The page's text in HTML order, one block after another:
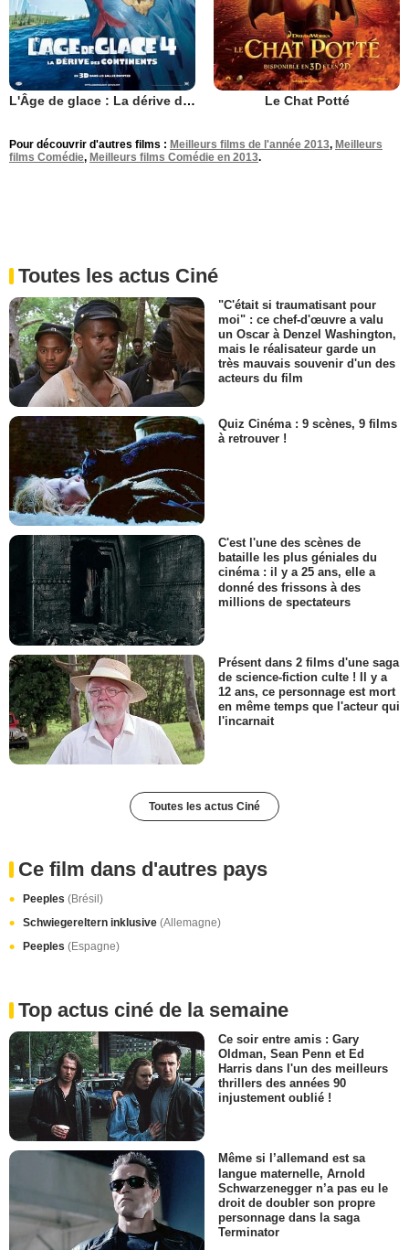
L'Âge de glace : La dérive des continents Le Chat Potté
Pour découvrir d'autres films : Meilleurs films de l'année 2013, Meilleurs
films Comédie, Meilleurs films Comédie en 2013.
Toutes les actus Ciné
"C'était si traumatisant pour
moi" : ce chef-d'œuvre a valu
un Oscar à Denzel Washington,
mais le réalisateur garde un
très mauvais souvenir d'un des
acteurs du film
Quiz Cinéma : 9 scènes, 9 films
à retrouver !
C'est l'une des scènes de
bataille les plus géniales du
cinéma : il y a 25 ans, elle a
donné des frissons à des
millions de spectateurs
Présent dans 2 films d'une saga
de science-fiction culte ! Il y a
12 ans, ce personnage est mort
en même temps que l'acteur qui
l'incarnait
Toutes les actus Ciné
Ce film dans d'autres pays
Peeples (Brésil)
Schwiegereltern inklusive (Allemagne)
Peeples (Espagne)
Top actus ciné de la semaine
Ce soir entre amis : Gary
Oldman, Sean Penn et Ed
Harris dans l'un des meilleurs
thrillers des années 90
injustement oublié !
Même si l’allemand est sa
langue maternelle, Arnold
Schwarzenegger n’a pas eu le
droit de doubler son propre
personnage dans la saga
Terminator